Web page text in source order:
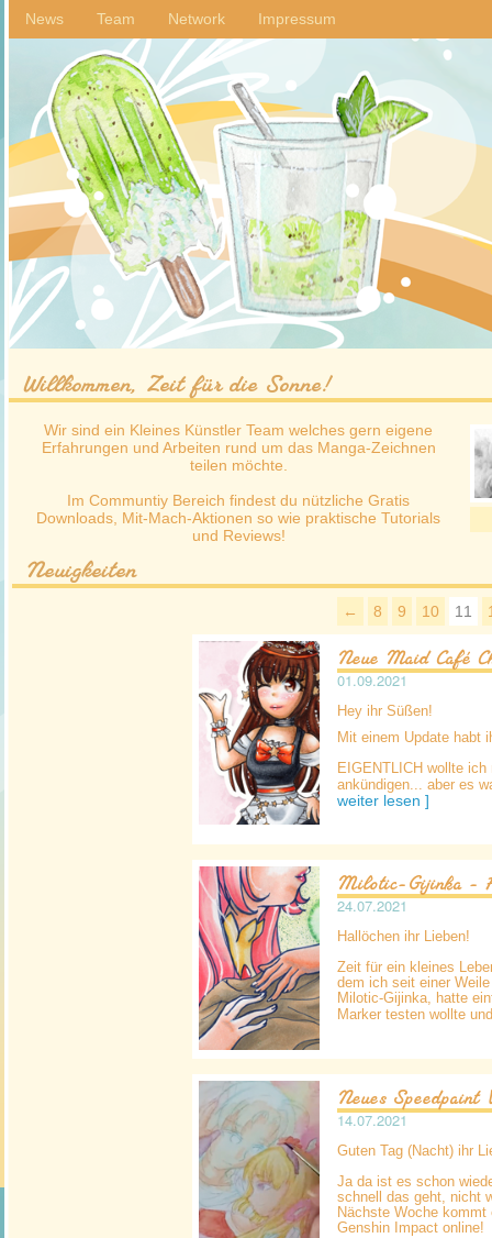
News Team Network Impressum
Willkommen, Zeit für die Sonne!
Wir sind ein Kleines Künstler Team welches gern eigene
Erfahrungen und Arbeiten rund um das Manga-Zeichnen
teilen möchte.
Im Communtiy Bereich findest du nützliche Gratis
Downloads, Mit-Mach-Aktionen so wie praktische Tutorials
und Reviews!
Neuigkeiten
← 8 9 10 11
Neue Maid Café
01.09.2021
Hey ihr Süßen!
Mit einem Update habt
EIGENTLICH wollte
ankündigen... aber es
weiter lesen ]
Milotic-Gijinka -
24.07.2021
Hallöchen ihr Lieben!
Zeit für ein kleines
dem ich seit einer
Milotic-Gijinka, hatte
Marker testen wollte
Neues Speedpaint
14.07.2021
Guten Tag (Nacht) ihr
Ja da ist es schon
schnell das geht, nicht
Nächste Woche
Genshin Impact online!